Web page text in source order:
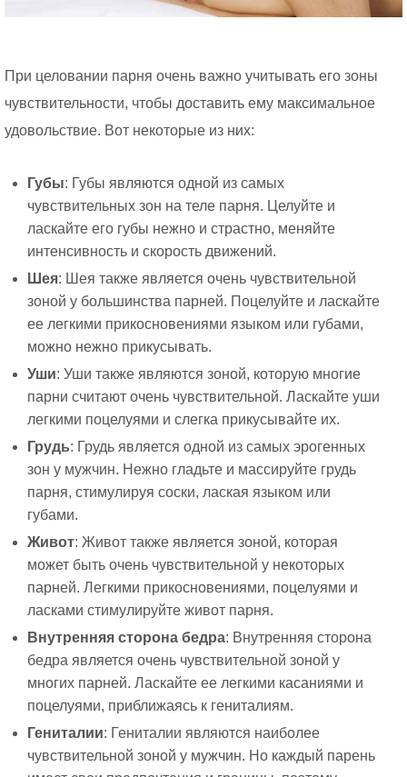
При целовании парня очень важно учитывать его зоны
чувствительности, чтобы доставить ему максимальное
удовольствие. Вот некоторые из них:
Губы: Губы являются одной из самых
чувствительных зон на теле парня. Целуйте и
ласкайте его губы нежно и страстно, меняйте
интенсивность и скорость движений.
Шея: Шея также является очень чувствительной
зоной у большинства парней. Поцелуйте и ласкайте
ее легкими прикосновениями языком или губами,
можно нежно прикусывать.
Уши: Уши также являются зоной, которую многие
парни считают очень чувствительной. Ласкайте уши
легкими поцелуями и слегка прикусывайте их.
Грудь: Грудь является одной из самых эрогенных
зон у мужчин. Нежно гладьте и массируйте грудь
парня, стимулируя соски, лаская языком или
губами.
Живот: Живот также является зоной, которая
может быть очень чувствительной у некоторых
парней. Легкими прикосновениями, поцелуями и
ласками стимулируйте живот парня.
Внутренняя сторона бедра: Внутренняя сторона
бедра является очень чувствительной зоной у
многих парней. Ласкайте ее легкими касаниями и
поцелуями, приближаясь к гениталиям.
Гениталии: Гениталии являются наиболее
чувствительной зоной у мужчин. Но каждый парень